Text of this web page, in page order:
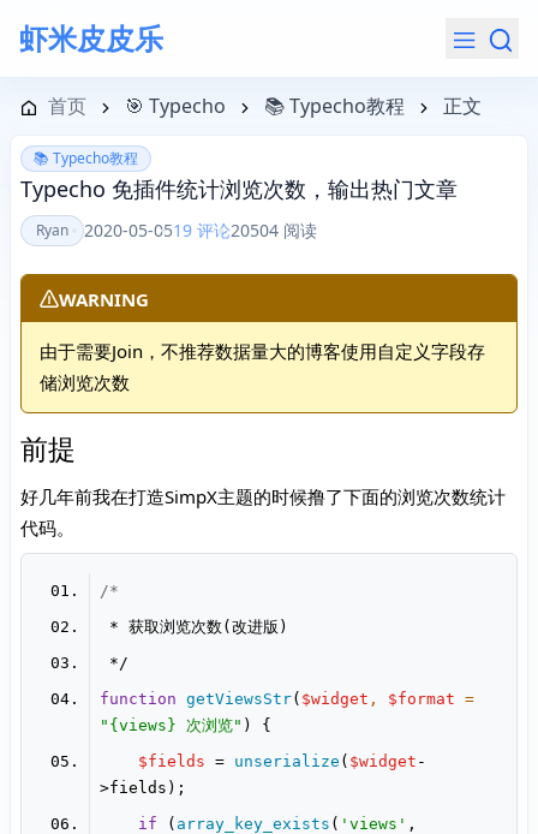
虾米皮皮乐
航菜单
首页 🎯 Typecho 📚 Typecho教程 正文
📚 Typecho教程
Typecho 免插件统计浏览次数，输出热门文章
Ryan 2020-05-0519 评论20504 阅读
WARNING
由于需要Join，不推荐数据量大的博客使用自定义字段存
储浏览次数
前提
好几年前我在打造SimpX主题的时候撸了下面的浏览次数统计
代码。
function getViewsStr( $widget , $format
"{views} 次浏览" )
$fields = unserialize ( $widget -
if ( array_key_exists ( 'views'